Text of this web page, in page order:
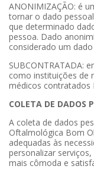
ANONIMIZAÇÃO: é
tornar o dado
que determinado
pessoa. Dado
considerado um
SUBCONTRATADA:
como instituições de
médicos contratados
COLETA DE DADOS
A coleta de dados
Oftalmológica Bom
adequadas às
personalizar
mais cômoda e